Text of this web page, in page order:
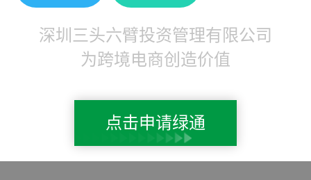
深圳三头六臂投资管理有限公司
为跨境电商创造价值
点击申请绿通